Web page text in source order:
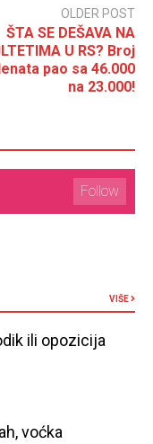
OLDER POST
ŠTA SE DEŠAVA NA
U RS? Broj
pao sa 46.000
na 23.000!
Follow
VIŠE
ili opozicija
voćka